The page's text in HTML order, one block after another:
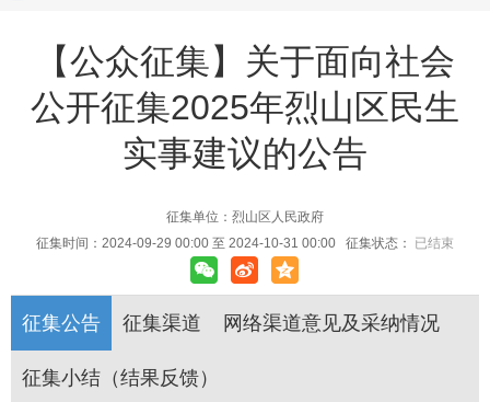
【公众征集】关于面向社会
公开征集2025年烈山区民生
实事建议的公告
征集单位：烈山区人民政府
征集时间： 2024-09-29 00:00 至 2024-10-31 00:00 征集状态： 已结束
征集公告 征集渠道 网络渠道意见及采纳情况
征集小结（结果反馈）